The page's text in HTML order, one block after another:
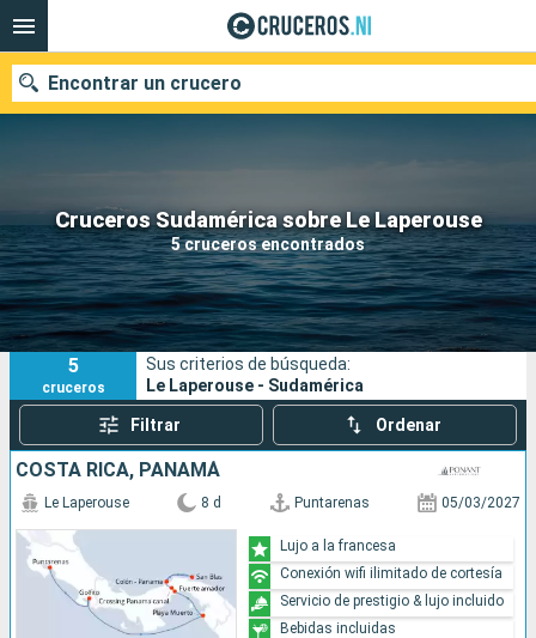
Cruceros Sudamérica sobre Le Laperouse
5 cruceros encontrados
Encontrar un crucero
Nuestros destinos
Fecha de salida
Puertos Compañías
Buscar
5
cruceros
Sus criterios de búsqueda:
Le Laperouse - Sudamérica
Filtrar Ordenar
COSTA RICA, PANAMÁ
Le Laperouse 8 d Puntarenas 05/03/2027
Lujo a la francesa
Conexión wifi ilimitado de cortesía
Servicio de prestigio & lujo incluido
Bebidas incluidas